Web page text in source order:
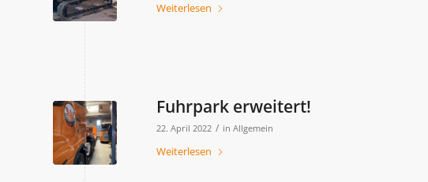
Weiterlesen
Fuhrpark erweitert!
22. April 2022 / in Allgemein
Weiterlesen